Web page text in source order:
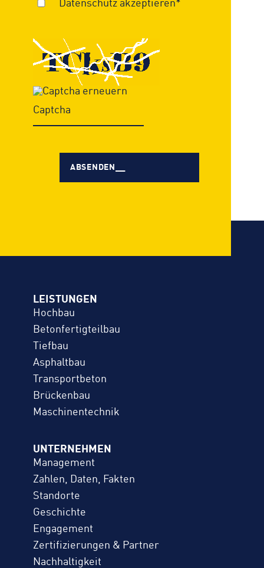
Datenschutz akzeptieren
LEISTUNGEN
Hochbau
Betonfertigteilbau
Tiefbau
Asphaltbau
Transportbeton
Brückenbau
Maschinentechnik
UNTERNEHMEN
Management
Zahlen, Daten, Fakten
Standorte
Geschichte
Engagement
Zertifizierungen & Partner
Nachhaltigkeit